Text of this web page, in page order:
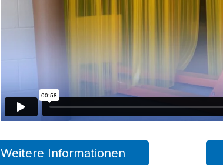
Weitere Informationen